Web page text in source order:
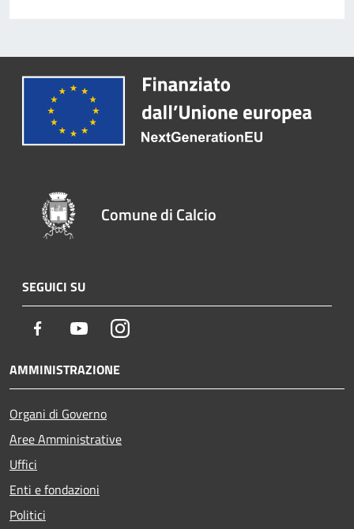
Comune di Calcio
SEGUICI SU
Facebook YoutubeInstagram
AMMINISTRAZIONE
Organi di Governo
Aree Amministrative
Uffici
Enti e fondazioni
Politici